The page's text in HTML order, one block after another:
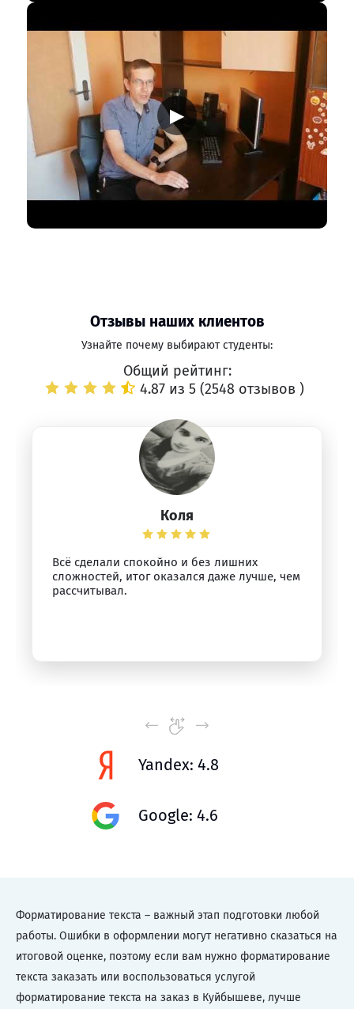
▶
Отзывы наших клиентов
Узнайте почему выбирают студенты:
Общий рейтинг:
4.87 из 5 (2548 отзывов )
Коля
Всё сделали спокойно и без лишних
сложностей, итог оказался даже лучше, чем
рассчитывал.
Yandex: 4.8
Google: 4.6
Форматирование текста – важный этап подготовки любой
работы. Ошибки в оформлении могут негативно сказаться на
итоговой оценке, поэтому если вам нужно форматирование
текста заказать или воспользоваться услугой
форматирование текста на заказ в Куйбышеве, лучше